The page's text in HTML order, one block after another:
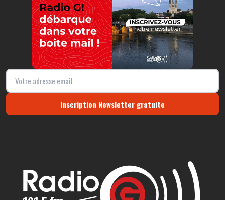
Inscription Newsletter gratuite